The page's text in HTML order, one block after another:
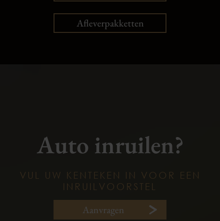
Afleverpakketten
Auto inruilen?
VUL UW KENTEKEN IN VOOR EEN
INRUILVOORSTEL
Aanvragen